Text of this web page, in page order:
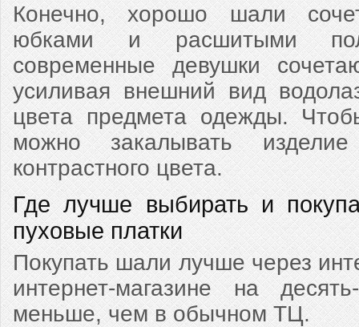
Конечно, хорошо шали
юбками и расшитыми
современные девушки
усиливая внешний вид
цвета предмета одежды.
можно закалывать
контрастного цвета.
Где лучше выбирать и
пуховые платки
Покупать шали лучше через
интернет-магазине на
меньше, чем в обычном ТЦ.